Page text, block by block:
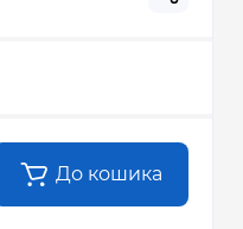
До кошика